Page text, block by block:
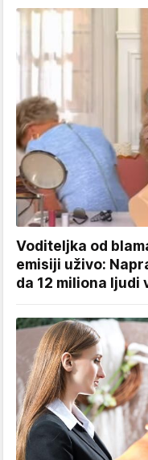
Voditeljka od
emisiji uživo:
da 12 miliona ljudi